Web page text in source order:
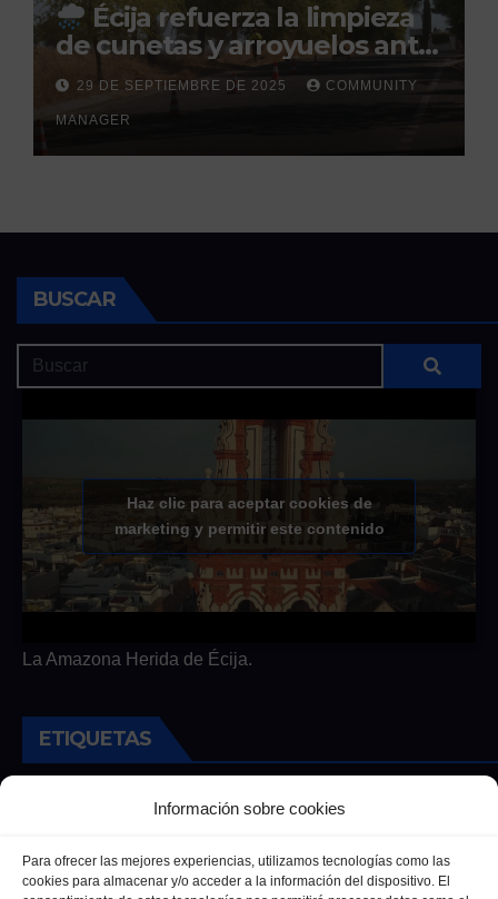
Información sobre cookies
Para ofrecer las mejores experiencias, utilizamos tecnologías como las
cookies para almacenar y/o acceder a la información del dispositivo. El
Écija refuerza la limpieza
de cunetas y arroyuelos ante
la llegada de las lluvias
otoñales
29 DE SEPTIEMBRE DE 2025 COMMUNITY
MANAGER
BUSCAR
Haz clic para aceptar cookies de
marketing y permitir este contenido
La Amazona Herida de Écija.
ETIQUETAS
Andalucía Cultura Deportes